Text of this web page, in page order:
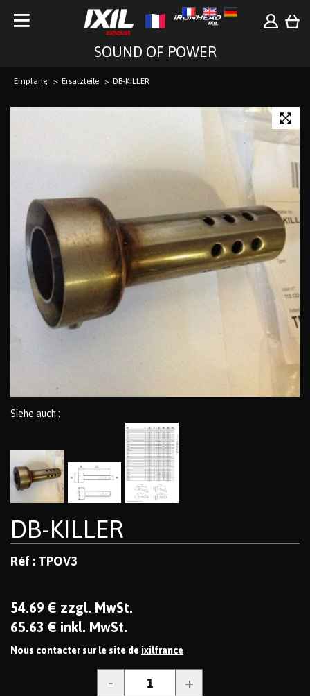
SOUND OF POWER
Empfang Ersatzteile DB-KILLER
Siehe auch :
DB-KILLER
Réf : TPOV3
54.69 € zzgl. MwSt.
65.63 € inkl. MwSt.
Nous contacter sur le site de ixilfrance